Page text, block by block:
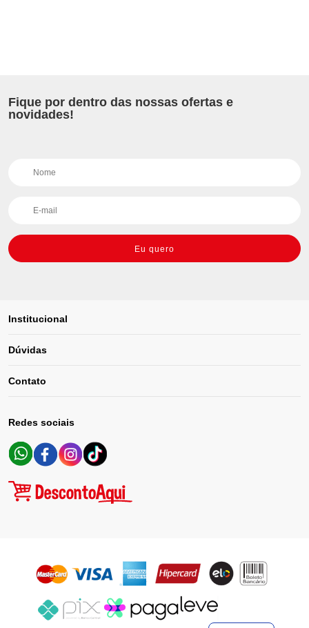
Fique por dentro das nossas ofertas e
novidades!
Eu quero
Institucional
Dúvidas
Contato
Redes sociais